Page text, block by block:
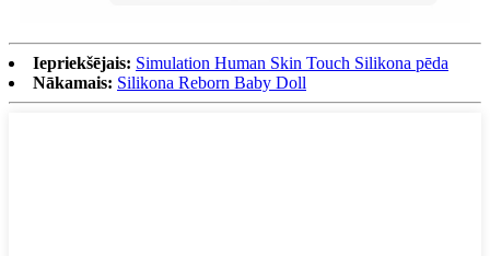
Iepriekšējais: Simulation Human Skin Touch Silikona pēda
Nākamais: Silikona Reborn Baby Doll